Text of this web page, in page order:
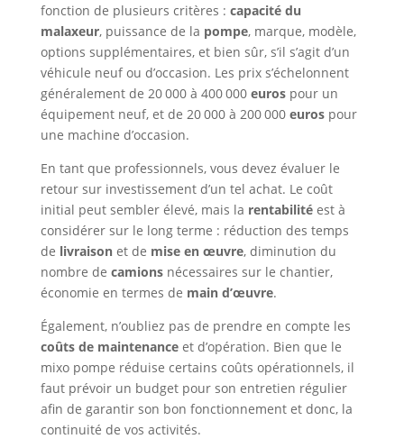
fonction de plusieurs critères : capacité du
malaxeur, puissance de la pompe, marque, modèle,
options supplémentaires, et bien sûr, s’il s’agit d’un
véhicule neuf ou d’occasion. Les prix s’échelonnent
généralement de 20 000 à 400 000 eurospour un
équipement neuf, et de 20 000 à 200 000 eurospour
une machine d’occasion.
En tant que professionnels, vous devez évaluer le
retour sur investissement d’un tel achat. Le coût
initial peut sembler élevé, mais la rentabilitéest à
considérer sur le long terme : réduction des temps
de livraisonet de mise en œuvre, diminution du
nombre de camionsnécessaires sur le chantier,
économie en termes de main d’œuvre.
Également, n’oubliez pas de prendre en compte les
coûts de maintenanceet d’opération. Bien que le
mixo pompe réduise certains coûts opérationnels, il
faut prévoir un budget pour son entretien régulier
afin de garantir son bon fonctionnement et donc, la
continuité de vos activités.